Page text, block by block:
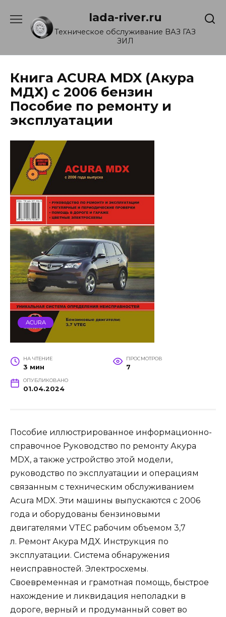
содержанию
lada-river.ru
Техническое обслуживание ВАЗ ГАЗ
ЗИЛ
Книга ACURA MDX (Акура
МДХ) с 2006 бензин
Пособие по ремонту и
эксплуатации
ACURA
НА ЧТЕНИЕ
3 мин
ПРОСМОТРОВ
7
ОПУБЛИКОВАНО
01.04.2024
Пособие иллюстрированное информационно-
справочное Руководство по ремонту Акура
MDX, а также устройство этой модели,
руководство по эксплуатации и операциям
связанным с техническим обслуживанием
Acura MDX. Эти машины выпускаются с 2006
года и оборудованы бензиновыми
двигателями VTEC рабочим объемом 3,7
л. Ремонт Акура МДХ. Инструкция по
эксплуатации. Система обнаружения
неисправностей. Электросхемы.
Своевременная и грамотная помощь, быстрое
нахождение и ликвидация неполадки в
дороге, верный и продуманный совет во